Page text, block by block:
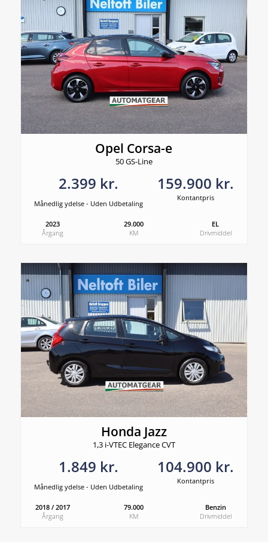
Opel Corsa-e
50 GS-Line
2.399 kr.
Månedlig ydelse - Uden Udbetaling
159.900 kr.
Kontantpris
2023
Årgang
29.000
KM
EL
Drivmiddel
Honda Jazz
1,3 i-VTEC Elegance CVT
1.849 kr.
Månedlig ydelse - Uden Udbetaling
104.900 kr.
Kontantpris
2018 / 2017
Årgang
79.000
KM
Benzin
Drivmiddel